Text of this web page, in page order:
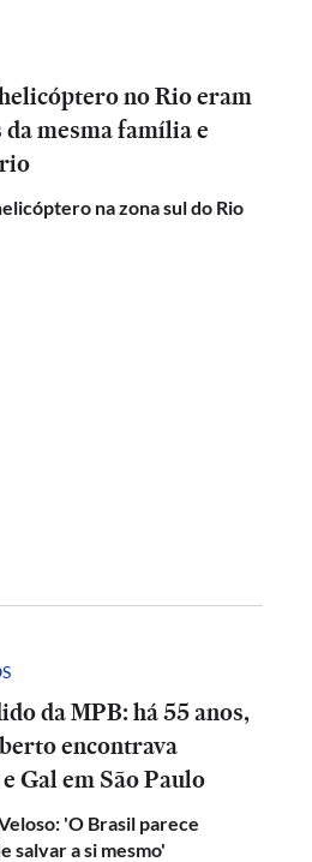
no Rio eram
mesma família e
na zona sul do Rio
da MPB: há 55 anos,
encontrava
Gal em São Paulo
'O Brasil parece
salvar a si mesmo'